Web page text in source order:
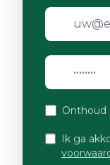
Onthoud
Ik ga